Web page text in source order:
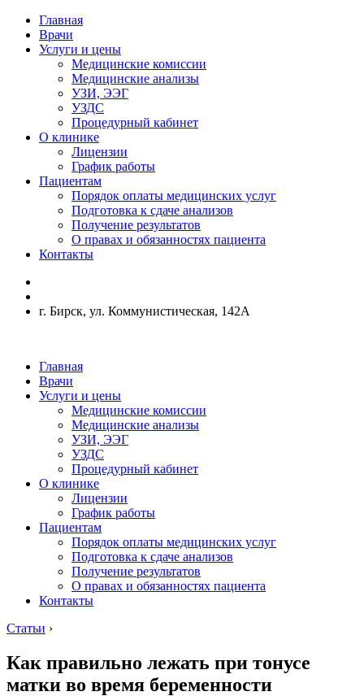
Главная
Врачи
Услуги и цены
Медицинские комиссии
Медицинские анализы
УЗИ, ЭЭГ
УЗДС
Процедурный кабинет
О клинике
Лицензии
График работы
Пациентам
Порядок оплаты медицинских услуг
Подготовка к сдаче анализов
Получение результатов
О правах и обязанностях пациента
Контакты
г. Бирск, ул. Коммунистическая, 142А
Главная
Врачи
Услуги и цены
Медицинские комиссии
Медицинские анализы
УЗИ, ЭЭГ
УЗДС
Процедурный кабинет
О клинике
Лицензии
График работы
Пациентам
Порядок оплаты медицинских услуг
Подготовка к сдаче анализов
Получение результатов
О правах и обязанностях пациента
Контакты
Статьи ›
Как правильно лежать при тонусе
матки во время беременности